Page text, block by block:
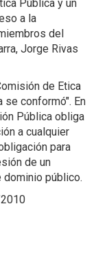
Pública y un
a la
del
Jorge Rivas
de Etica
se conformó". En
Pública obliga
a cualquier
para
de un
público.